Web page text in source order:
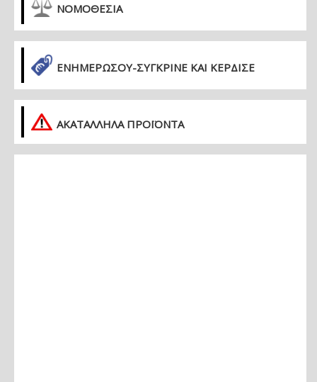
ΝΟΜΟΘΕΣΙΑ
ΕΝΗΜΕΡΏΣΟΥ-ΣΎΓΚΡΙΝΕ ΚΑΙ ΚΈΡΔΙΣΕ
ΑΚΑΤΑΛΛΗΛΑ ΠΡΟΪΟΝΤΑ